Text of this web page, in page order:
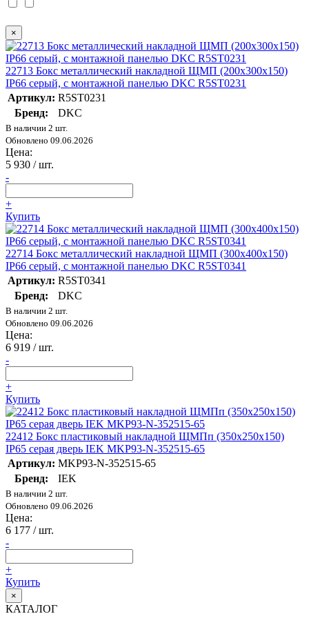
×
22713 Бокс металлический накладной ЩМП (200х300х150)
IP66 серый, с монтажной панелью DKC R5ST0231
Артикул: R5ST0231
Бренд:
DKC
В наличии 2 шт.
Обновлено 09.06.2026
Цена:
5 930 / шт.
-
+
Купить
22714 Бокс металлический накладной ЩМП (300х400х150)
IP66 серый, с монтажной панелью DKC R5ST0341
Артикул: R5ST0341
Бренд:
DKC
В наличии 2 шт.
Обновлено 09.06.2026
Цена:
6 919 / шт.
-
+
Купить
22412 Бокс пластиковый накладной ЩМПп (350х250х150)
IP65 серая дверь IEK MKP93-N-352515-65
Артикул: MKP93-N-352515-65
Бренд:
IEK
В наличии 2 шт.
Обновлено 09.06.2026
Цена:
6 177 / шт.
-
+
Купить
×
КАТАЛОГ